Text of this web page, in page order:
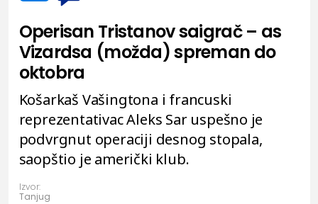
Operisan Tristanov saigrač – as
Vizardsa (možda) spreman do
oktobra
Košarkaš Vašingtona i francuski
reprezentativac Aleks Sar uspešno je
podvrgnut operaciji desnog stopala,
saopštio je američki klub.
Izvor:
Tanjug